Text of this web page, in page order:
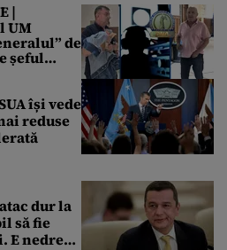
|
UM
de
șeful
își vede
reduse
dur la
să fie
E nedrept